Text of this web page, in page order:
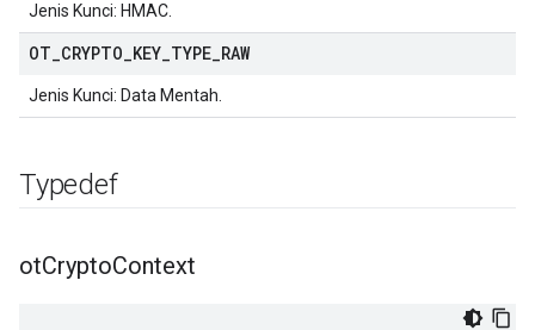
Jenis Kunci: HMAC.
OT CRYPTO KEY TYPE RAW
Jenis Kunci: Data Mentah.
Typedef
otCryptoContext